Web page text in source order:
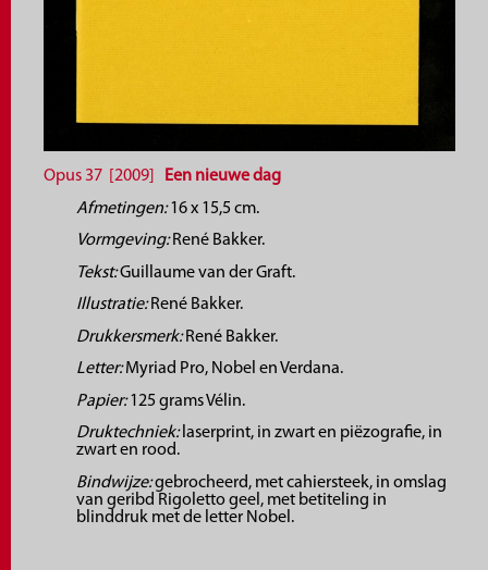
Opus 37 [2009]
Een nieuwe dag
Afmetingen:16 x 15,5 cm.
Vormgeving:René Bakker.
Tekst:Guillaume van der Graft.
Illustratie:René Bakker.
Drukkersmerk:René Bakker.
Letter:Myriad Pro, Nobel en Verdana.
Papier:125 grams Vélin.
Druktechniek:laserprint, in zwart en piëzografie, in
zwart en rood.
Bindwijze:gebrocheerd, met cahiersteek, in omslag
van geribd Rigoletto geel, met betiteling in
blinddruk met de letter Nobel.